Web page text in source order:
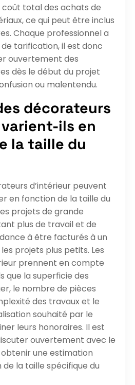
total des achats de
ce qui peut être inclus
Chaque professionnel a
tarification, il est donc
ouvertement des
dès le début du projet
ou malentendu.
décorateurs
ils en
la taille du
d’intérieur peuvent
en fonction de la taille du
projets de grande
plus de travail et de
à être facturés à un
projets plus petits. Les
prennent en compte
que la superficie des
le nombre de pièces
des travaux et le
souhaité par le
leurs honoraires. Il est
ouvertement avec le
une estimation
la taille spécifique du